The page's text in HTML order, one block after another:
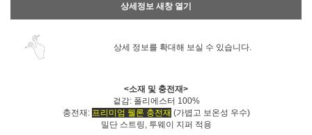
상세정보 새창 열기
상세 정보를 확대해 보실 수 있습니다.
<소재 및 충전재>
겉감: 폴리에스터 100%
충전재: 프리미엄 웰론 충전재 (가볍고 보온성 우수)
밀단 스트링, 투웨이 지퍼 적용